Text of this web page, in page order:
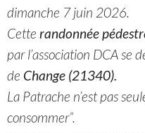
dimanche 7 juin 2026.
Cette randonnée
par l’association DCA se
de Change (21340).
La Patrache n’est pas
consommer”.